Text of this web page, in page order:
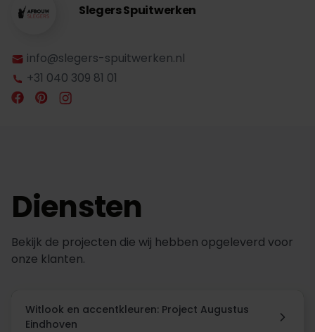
Slegers Spuitwerken
info@slegers-spuitwerken.nl
+31 040 309 81 01
Diensten
Bekijk de projecten die wij hebben opgeleverd voor
onze klanten.
Witlook en accentkleuren: Project Augustus
Eindhoven